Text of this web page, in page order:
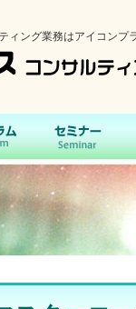
ィング業務はアイコンプ